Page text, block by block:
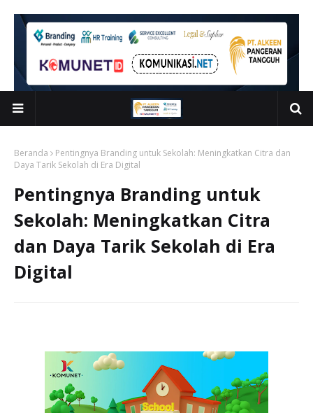
Beranda
Pentingnya Branding untuk Sekolah: Meningkatkan Citra dan
Daya Tarik Sekolah di Era Digital
Pentingnya Branding untuk
Sekolah: Meningkatkan Citra
dan Daya Tarik Sekolah di Era
Digital